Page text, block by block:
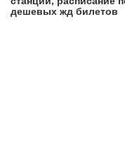
дешевых жд билетов